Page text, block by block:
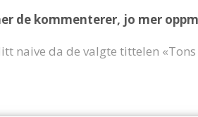
de kommenterer, jo mer
naive da de valgte tittelen